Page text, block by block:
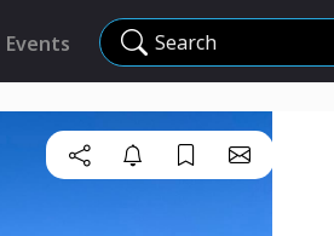
Events Search